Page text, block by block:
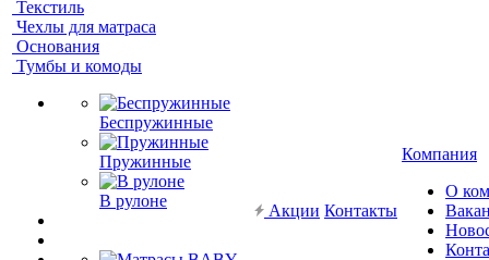
Текстиль
Чехлы для матраса
Основания
Тумбы и комоды
Беспружинные
Пружинные
В рулоне
Акции Контакты
Компания
О